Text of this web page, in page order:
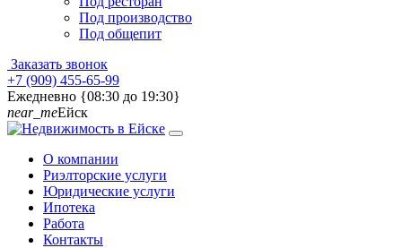
Под производство
Под общепит
Заказать звонок
+7 (909) 455-65-99
Ежедневно {08:30 до 19:30}
near_meЕйск
О компании
Риэлторские услуги
Юридические услуги
Ипотека
Работа
Контакты